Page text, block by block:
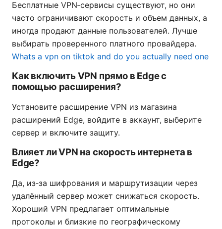
Бесплатные VPN‑сервисы существуют, но они
часто ограничивают скорость и объем данных, а
иногда продают данные пользователей. Лучше
выбирать проверенного платного провайдера.
Whats a vpn on tiktok and do you actually need one
Как включить VPN прямо в Edge с
помощью расширения?
Установите расширение VPN из магазина
расширений Edge, войдите в аккаунт, выберите
сервер и включите защиту.
Влияет ли VPN на скорость интернета в
Edge?
Да, из‑за шифрования и маршрутизации через
удалённый сервер может снижаться скорость.
Хороший VPN предлагает оптимальные
протоколы и близкие по географическому